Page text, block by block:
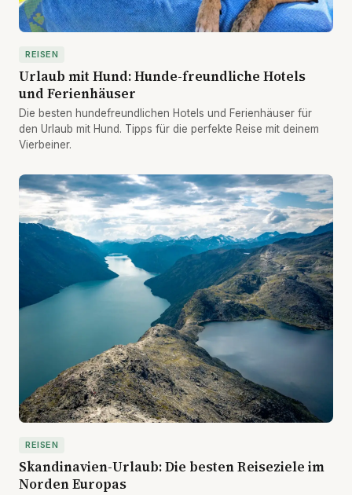
REISEN
Urlaub mit Hund: Hunde-freundliche Hotels
und Ferienhäuser
Die besten hundefreundlichen Hotels und Ferienhäuser für
den Urlaub mit Hund. Tipps für die perfekte Reise mit deinem
Vierbeiner.
REISEN
Skandinavien-Urlaub: Die besten Reiseziele im
Norden Europas